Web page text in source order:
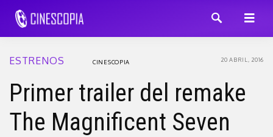
ESTRENOS 20 ABRIL, 2016
CINESCOPIA
Primer trailer del remake
The Magnificent Seven